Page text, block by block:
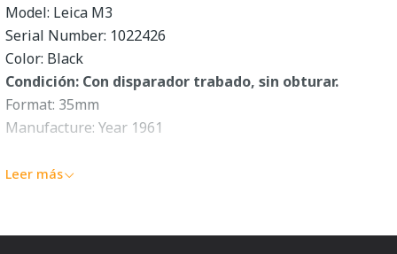
Model: Leica M3
Serial Number: 1022426
Color: Black
Condición: Con disparador trabado, sin obturar.
Format: 35mm
Manufacture: Year 1961
Incluye estuche Leitz
Leer más